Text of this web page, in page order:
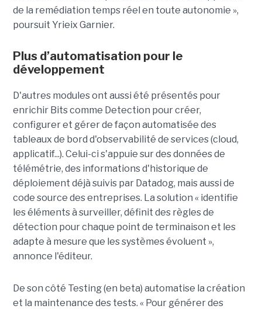
de la remédiation temps réel en toute autonomie »,
poursuit Yrieix Garnier.
Plus d’automatisation pour le
développement
D'autres modules ont aussi été présentés pour
enrichir Bits comme Detection pour créer,
configurer et gérer de façon automatisée des
tableaux de bord d'observabilité de services (cloud,
applicatif...). Celui-ci s'appuie sur des données de
télémétrie, des informations d'historique de
déploiement déjà suivis par Datadog, mais aussi de
code source des entreprises. La solution « identifie
les éléments à surveiller, définit des règles de
détection pour chaque point de terminaison et les
adapte à mesure que les systèmes évoluent »,
annonce l'éditeur.
De son côté Testing (en beta) automatise la création
et la maintenance des tests. « Pour générer des